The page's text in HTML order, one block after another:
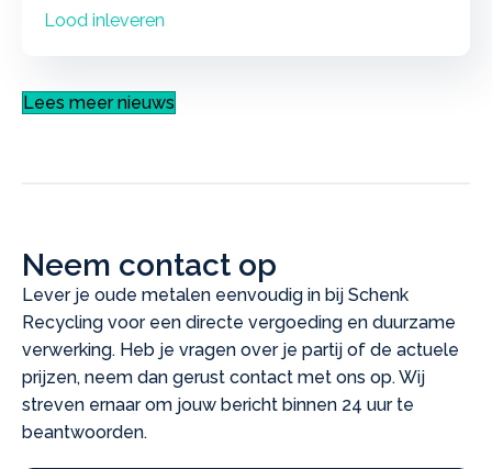
Lood inleveren
Lees meer nieuws
Neem contact op
Lever je oude metalen eenvoudig in bij Schenk
Recycling voor een directe vergoeding en duurzame
verwerking. Heb je vragen over je partij of de actuele
prijzen, neem dan gerust contact met ons op. Wij
streven ernaar om jouw bericht binnen 24 uur te
beantwoorden.